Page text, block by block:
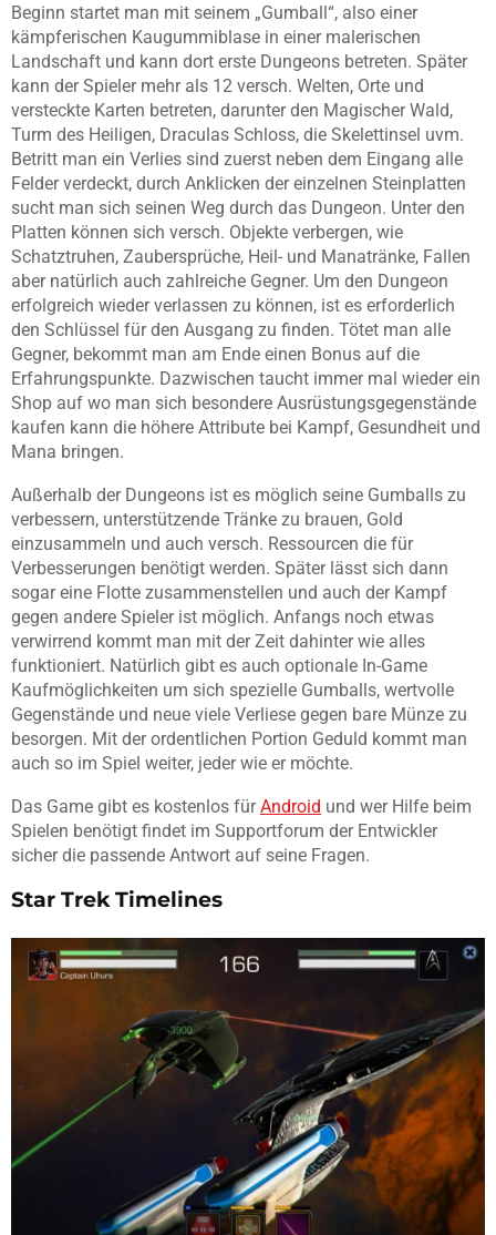
Beginn startet man mit seinem „Gumball“, also einer
kämpferischen Kaugummiblase in einer malerischen
Landschaft und kann dort erste Dungeons betreten. Später
kann der Spieler mehr als 12 versch. Welten, Orte und
versteckte Karten betreten, darunter den Magischer Wald,
Turm des Heiligen, Draculas Schloss, die Skelettinsel uvm.
Betritt man ein Verlies sind zuerst neben dem Eingang alle
Felder verdeckt, durch Anklicken der einzelnen Steinplatten
sucht man sich seinen Weg durch das Dungeon. Unter den
Platten können sich versch. Objekte verbergen, wie
Schatztruhen, Zaubersprüche, Heil- und Manatränke, Fallen
aber natürlich auch zahlreiche Gegner. Um den Dungeon
erfolgreich wieder verlassen zu können, ist es erforderlich
den Schlüssel für den Ausgang zu finden. Tötet man alle
Gegner, bekommt man am Ende einen Bonus auf die
Erfahrungspunkte. Dazwischen taucht immer mal wieder ein
Shop auf wo man sich besondere Ausrüstungsgegenstände
kaufen kann die höhere Attribute bei Kampf, Gesundheit und
Mana bringen.
Außerhalb der Dungeons ist es möglich seine Gumballs zu
verbessern, unterstützende Tränke zu brauen, Gold
einzusammeln und auch versch. Ressourcen die für
Verbesserungen benötigt werden. Später lässt sich dann
sogar eine Flotte zusammenstellen und auch der Kampf
gegen andere Spieler ist möglich. Anfangs noch etwas
verwirrend kommt man mit der Zeit dahinter wie alles
funktioniert. Natürlich gibt es auch optionale In-Game
Kaufmöglichkeiten um sich spezielle Gumballs, wertvolle
Gegenstände und neue viele Verliese gegen bare Münze zu
besorgen. Mit der ordentlichen Portion Geduld kommt man
auch so im Spiel weiter, jeder wie er möchte.
Das Game gibt es kostenlos fürAndroid und wer Hilfe beim
Spielen benötigt findet im Supportforum der Entwickler
sicher die passende Antwort auf seine Fragen.
Star Trek Timelines